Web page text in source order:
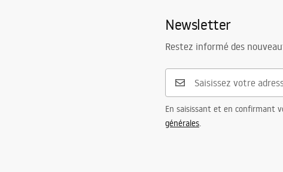
Newsletter
Restez informé des
En saisissant et en confirmant
générales.